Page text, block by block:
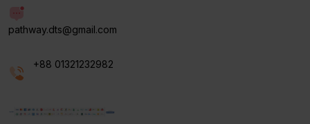
pathway.dts@gmail.com
+88 01321232982